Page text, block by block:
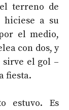
terreno de
hiciese a su
el medio,
con dos, y
sirve el gol –
fiesta.
estuvo. Es